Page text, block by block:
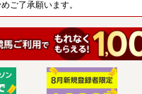
ご了承願います。